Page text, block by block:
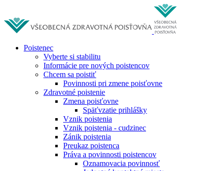
Poistenec
Vyberte si stabilitu
Informácie pre nových poistencov
Chcem sa poistiť
Povinnosti pri zmene poisťovne
Zdravotné poistenie
Zmena poisťovne
Späťvzatie prihlášky
Vznik poistenia
Vznik poistenia - cudzinec
Zánik poistenia
Preukaz poistenca
Práva a povinnosti poistencov
Oznamovacia povinnosť